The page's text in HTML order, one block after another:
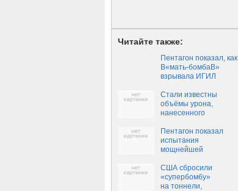
Читайте также:
Пентагон показал, как
В«мать-бомбаВ»
взрывала ИГИЛ
Стали известны
объёмы урона,
нанесенного
Афганистане
Пентагон показал
испытания
мощнейшей
(ВИДЕО)
США сбросили
«супербомбу»
на тоннели,